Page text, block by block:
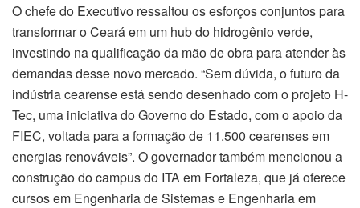
O chefe do Executivo ressaltou os esforços conjuntos para
transformar o Ceará em um hub do hidrogênio verde,
investindo na qualificação da mão de obra para atender às
demandas desse novo mercado. “Sem dúvida, o futuro da
indústria cearense está sendo desenhado com o projeto H-
Tec, uma iniciativa do Governo do Estado, com o apoio da
FIEC, voltada para a formação de 11.500 cearenses em
energias renováveis”. O governador também mencionou a
construção do campus do ITA em Fortaleza, que já oferece
cursos em Engenharia de Sistemas e Engenharia em